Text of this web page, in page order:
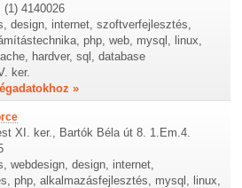
(1) 4140026
design, internet, szoftverfejlesztés,
php, web, mysql, linux,
hardver, sql, database
ker.
»
XI. ker., Bartók Béla út 8. 1.Em.4.
webdesign, design, internet,
php, alkalmazásfejlesztés, mysql, linux,